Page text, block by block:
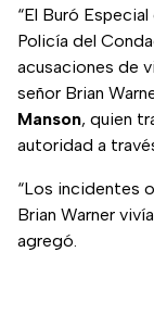
“El Buró
Policía del
acusaciones de
señor Brian
Manson, quien
autoridad a
“Los incidentes
Brian Warner
agregó.